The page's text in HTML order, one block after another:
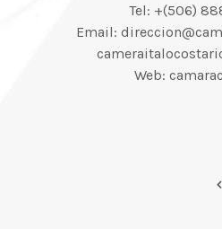
Tel: +(506)
Email:
Web: